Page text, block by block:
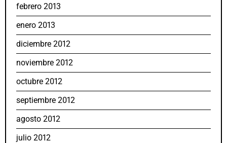
febrero 2013
enero 2013
diciembre 2012
noviembre 2012
octubre 2012
septiembre 2012
agosto 2012
julio 2012